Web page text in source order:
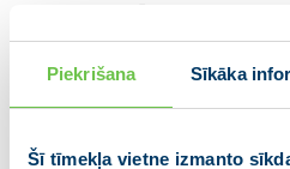
Piekrišana Sīkāka
Šī tīmekļa vietne izmanto
Rēzekne
Rēzeknes novads
Ropažu novads
Salaspils novads